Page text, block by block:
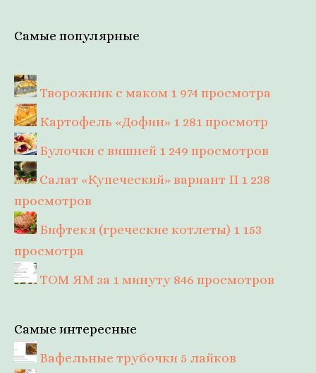
Самые популярные
Творожник с маком 1 974 просмотра
Картофель «Дофин» 1 281 просмотр
Булочки с вишней 1 249 просмотров
Салат «Купеческий» вариант II 1 238
просмотров
Бифтекя (греческие котлеты) 1 153
просмотра
ТОМ ЯМ за 1 минуту 846 просмотров
Самые интересные
Вафельные трубочки 5 лайков